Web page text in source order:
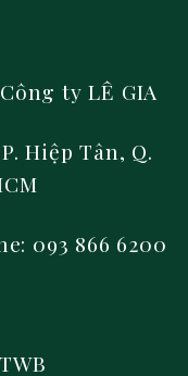
Công ty LÊ GIA
Hiệp Tân, Q.
093 866 6200